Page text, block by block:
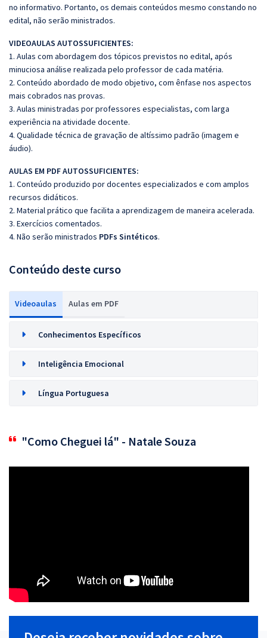
no informativo. Portanto, os demais conteúdos mesmo constando no
edital, não serão ministrados.
VIDEOAULAS AUTOSSUFICIENTES:
1. Aulas com abordagem dos tópicos previstos no edital, após
minuciosa análise realizada pelo professor de cada matéria.
2. Conteúdo abordado de modo objetivo, com ênfase nos aspectos
mais cobrados nas provas.
3. Aulas ministradas por professores especialistas, com larga
experiência na atividade docente.
4. Qualidade técnica de gravação de altíssimo padrão (imagem e
áudio).
AULAS EM PDF AUTOSSUFICIENTES:
1. Conteúdo produzido por docentes especializados e com amplos
recursos didáticos.
2. Material prático que facilita a aprendizagem de maneira acelerada.
3. Exercícios comentados.
4. Não serão ministrados PDFs Sintéticos.
Conteúdo deste curso
Videoaulas Aulas em PDF
Conhecimentos Específicos
Inteligência Emocional
Língua Portuguesa
"Como Cheguei lá" - Natale Souza